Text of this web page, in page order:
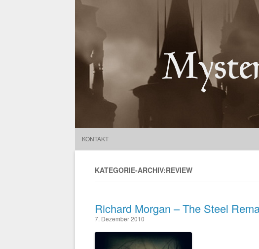
Mysterious Outposts Suchen
nach:
KONTAKT
KATEGORIE-ARCHIV:REVIEW
Richard Morgan – The Steel
7. Dezember 2010